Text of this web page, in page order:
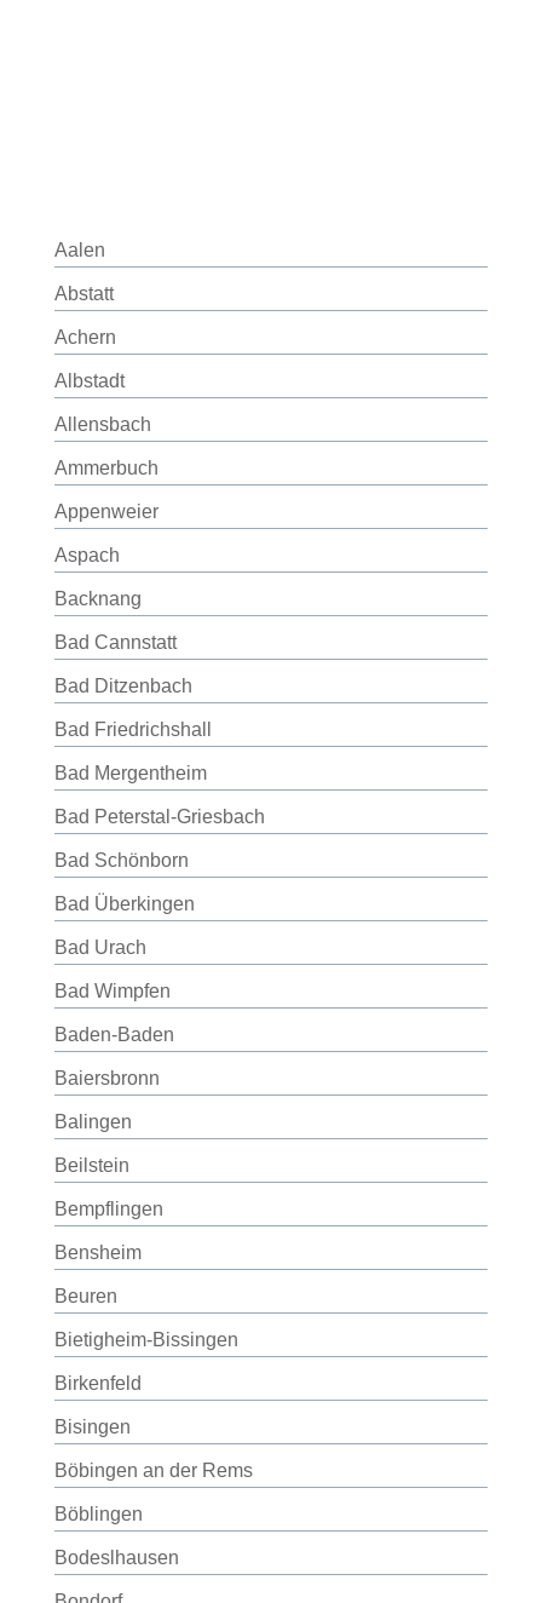
Aalen
Abstatt
Achern
Albstadt
Allensbach
Ammerbuch
Appenweier
Aspach
Backnang
Bad Cannstatt
Bad Ditzenbach
Bad Friedrichshall
Bad Mergentheim
Bad Peterstal-Griesbach
Bad Schönborn
Bad Überkingen
Bad Urach
Bad Wimpfen
Baden-Baden
Baiersbronn
Balingen
Beilstein
Bempflingen
Bensheim
Beuren
Bietigheim-Bissingen
Birkenfeld
Bisingen
Böbingen an der Rems
Böblingen
Bodeslhausen